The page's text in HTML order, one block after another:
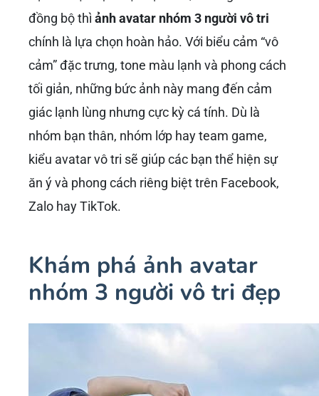
đồng bộ thì ảnh avatar nhóm 3 người vô tri
chính là lựa chọn hoàn hảo. Với biểu cảm “vô
cảm” đặc trưng, tone màu lạnh và phong cách
tối giản, những bức ảnh này mang đến cảm
giác lạnh lùng nhưng cực kỳ cá tính. Dù là
nhóm bạn thân, nhóm lớp hay team game,
kiểu avatar vô tri sẽ giúp các bạn thể hiện sự
ăn ý và phong cách riêng biệt trên Facebook,
Zalo hay TikTok.
Khám phá ảnh avatar
nhóm 3 người vô tri đẹp